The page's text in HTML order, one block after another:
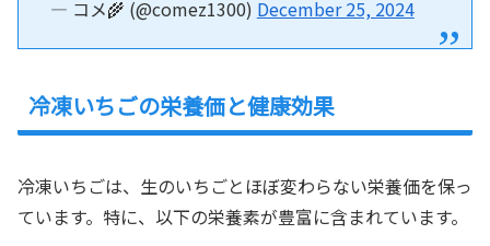
— コメ🌾 (@comez1300) December 25, 2024
冷凍いちごの栄養価と健康効果
冷凍いちごは、生のいちごとほぼ変わらない栄養価を保っ
ています。特に、以下の栄養素が豊富に含まれています。